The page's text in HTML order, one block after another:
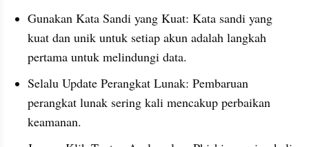
Gunakan Kata Sandi yang Kuat: Kata sandi yang
kuat dan unik untuk setiap akun adalah langkah
pertama untuk melindungi data.
Selalu Update Perangkat Lunak: Pembaruan
perangkat lunak sering kali mencakup perbaikan
keamanan.